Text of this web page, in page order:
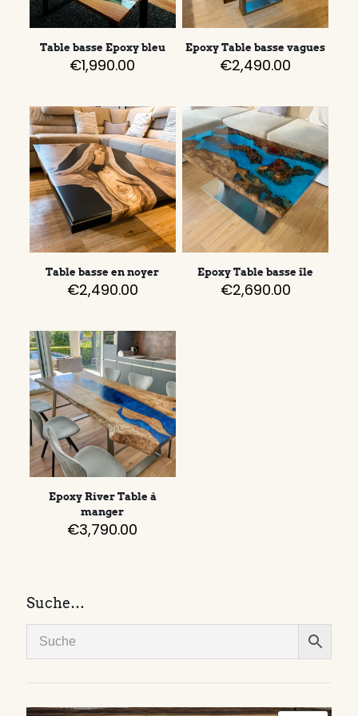
Table basse Epoxy bleu
€1,990.00
Epoxy Table basse vagues
€2,490.00
Table basse en noyer
€2,490.00
Epoxy Table basse île
€2,690.00
Epoxy River Table à
manger
€3,790.00
Suche…